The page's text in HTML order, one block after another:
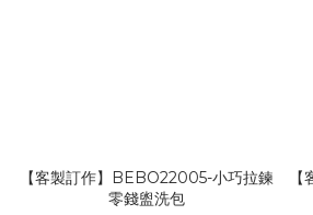
【客製訂作】BEBO22005-小巧拉鍊
零錢盥洗包